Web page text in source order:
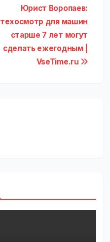
Юрист Воропаев:
техосмотр для машин
старше 7 лет могут
сделать ежегодным |
VseTime.ru